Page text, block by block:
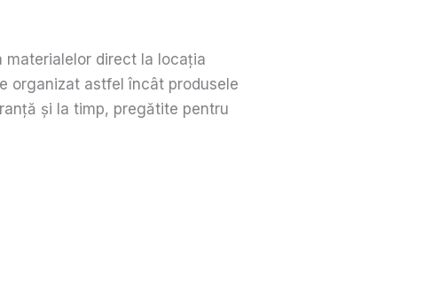
materialelor direct la locația
organizat astfel încât produsele
și la timp, pregătite pentru